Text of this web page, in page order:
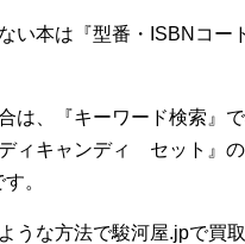
い本は『型番・ISBNコー
は、『キーワード検索』
ィキャンディ セット』
。
うな方法で駿河屋.jpで買